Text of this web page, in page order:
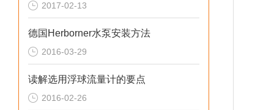
2017-02-13
德国Herborner水泵安装方法
2016-03-29
读解选用浮球流量计的要点
2016-02-26